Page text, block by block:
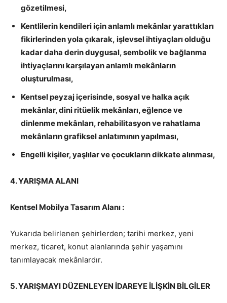
gözetilmesi,
Kentlilerin kendileri için anlamlı mekânlar yarattıkları
fikirlerindenyola çıkarak, işlevsel ihtiyaçları olduğu
kadar daha derin duygusal, sembolik ve bağlanma
ihtiyaçlarını karşılayan anlamlı mekânların
oluşturulması,
Kentsel peyzaj içerisinde, sosyal ve halka açık
mekânlar, dini ritüelik mekânları, eğlence ve
dinlenme mekânları, rehabilitasyon ve rahatlama
mekânların grafiksel anlatımının yapılması,
Engelli kişiler, yaşlılar ve çocukların dikkate alınması,
4. YARIŞMA ALANI
Kentsel Mobilya Tasarım Alanı :
Yukarıda belirlenen şehirlerden; tarihi merkez, yeni
merkez, ticaret, konut alanlarında şehir yaşamını
tanımlayacak mekânlardır.
5. YARIŞMAYI DÜZENLEYEN İDAREYE İLİŞKİN BİLGİLER